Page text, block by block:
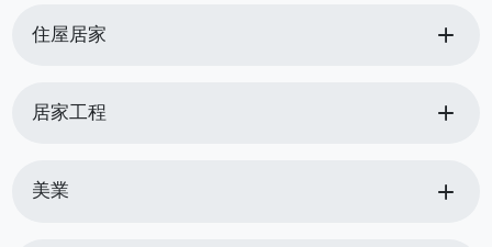
住屋居家 add
居家工程 add
美業 add